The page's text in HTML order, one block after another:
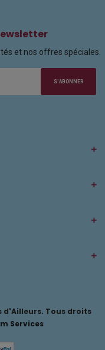
et nos offres spéciales.
S'ABONNER
d'Ailleurs. Tous droits
Services